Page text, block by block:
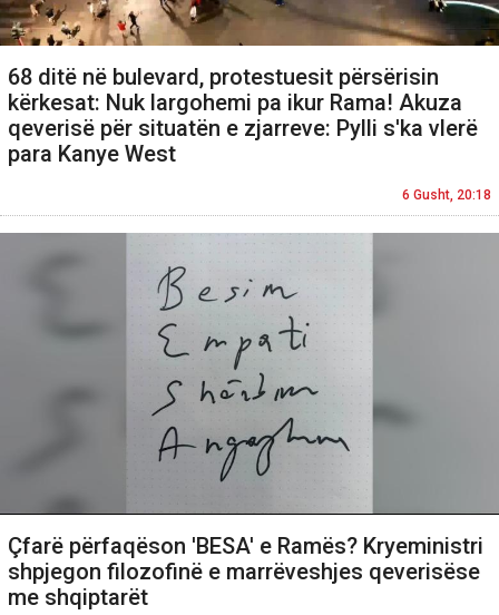
68 ditë në bulevard, protestuesit përsërisin
kërkesat: Nuk largohemi pa ikur Rama! Akuza
qeverisë për situatën e zjarreve: Pylli s'ka vlerë
para Kanye West
6 Gusht, 20:18
Çfarë përfaqëson 'BESA' e Ramës? Kryeministri
shpjegon filozofinë e marrëveshjes qeverisëse
me shqiptarët